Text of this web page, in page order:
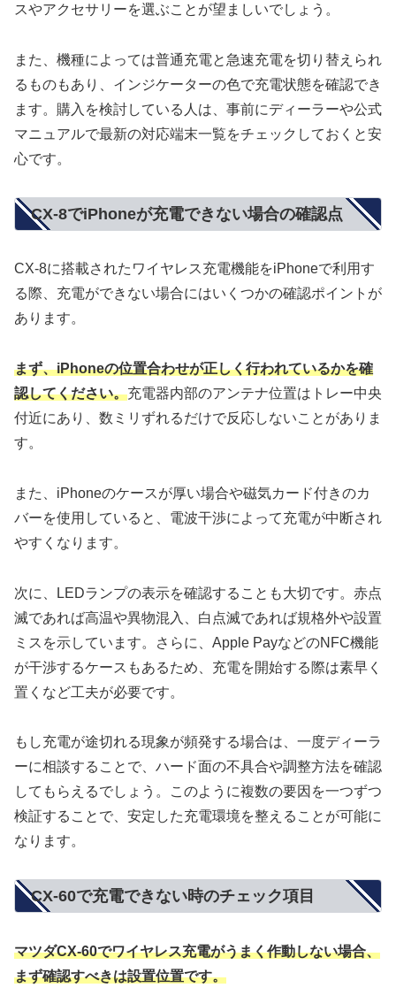
スやアクセサリーを選ぶことが望ましいでしょう。
また、機種によっては普通充電と急速充電を切り替えられ
るものもあり、インジケーターの色で充電状態を確認でき
ます。購入を検討している人は、事前にディーラーや公式
マニュアルで最新の対応端末一覧をチェックしておくと安
心です。
CX-8でiPhoneが充電できない場合の確認点
CX-8に搭載されたワイヤレス充電機能をiPhoneで利用す
る際、充電ができない場合にはいくつかの確認ポイントが
あります。
まず、iPhoneの位置合わせが正しく行われているかを確
認してください。充電器内部のアンテナ位置はトレー中央
付近にあり、数ミリずれるだけで反応しないことがありま
す。
また、iPhoneのケースが厚い場合や磁気カード付きのカ
バーを使用していると、電波干渉によって充電が中断され
やすくなります。
次に、LEDランプの表示を確認することも大切です。赤点
滅であれば高温や異物混入、白点滅であれば規格外や設置
ミスを示しています。さらに、Apple PayなどのNFC機能
が干渉するケースもあるため、充電を開始する際は素早く
置くなど工夫が必要です。
もし充電が途切れる現象が頻発する場合は、一度ディーラ
ーに相談することで、ハード面の不具合や調整方法を確認
してもらえるでしょう。このように複数の要因を一つずつ
検証することで、安定した充電環境を整えることが可能に
なります。
CX-60で充電できない時のチェック項目
マツダCX-60でワイヤレス充電がうまく作動しない場合、
まず確認すべきは設置位置です。